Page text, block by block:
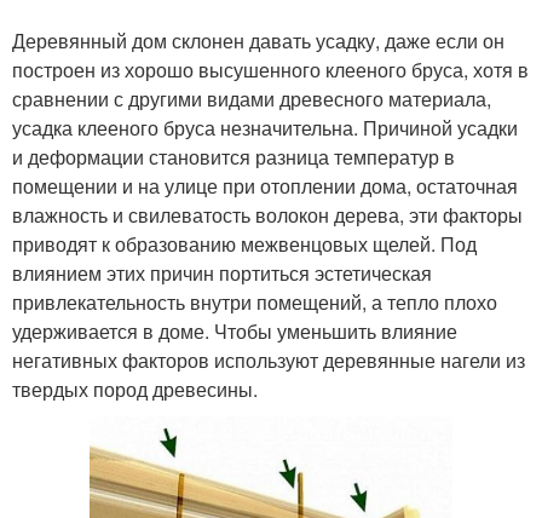
Деревянный дом склонен давать усадку, даже если он
построен из хорошо высушенного клееного бруса, хотя в
сравнении с другими видами древесного материала,
усадка клееного бруса незначительна. Причиной усадки
и деформации становится разница температур в
помещении и на улице при отоплении дома, остаточная
влажность и свилеватость волокон дерева, эти факторы
приводят к образованию межвенцовых щелей. Под
влиянием этих причин портиться эстетическая
привлекательность внутри помещений, а тепло плохо
удерживается в доме. Чтобы уменьшить влияние
негативных факторов используют деревянные нагели из
твердых пород древесины.